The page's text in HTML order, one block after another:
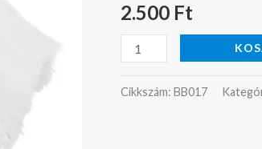
2.500 Ft
Cikkszám: BB017